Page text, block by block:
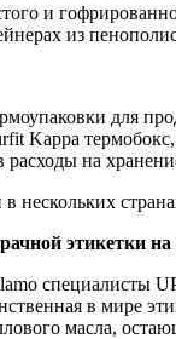
и
из
для
Kappa
на
нескольких
этикетки на
специалисты
в мире
масла,